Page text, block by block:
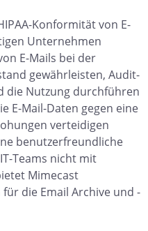
Konformität von E-
Unternehmen
E-Mails bei der
gewährleisten, Audit-
die Nutzung durchführen
E-Mail-Daten gegen eine
verteidigen
benutzerfreundliche
Teams nicht mit
Mimecast
die Email Archive und -